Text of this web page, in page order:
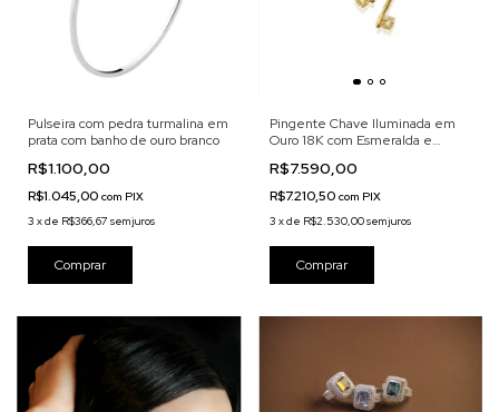
Pulseira com pedra turmalina em
prata com banho de ouro branco
R$1.100,00
R$1.045,00 com PIX
3 xde R$366,67 sem juros
Pingente Chave Iluminada em
Ouro 18K com Esmeralda e
R$7.590,00
R$7.210,50 com PIX
3 xde R$2.530,00sem juros
Comprar